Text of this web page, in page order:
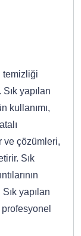
temizliği
yapılan
kullanımı,
ve çözümleri,
Sık
yapılan